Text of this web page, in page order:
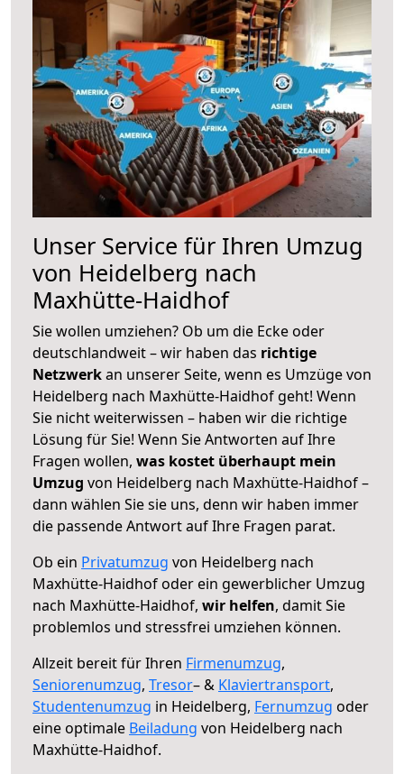
Unser Service für Ihren Umzug
von Heidelberg nach
Maxhütte-Haidhof
Sie wollen umziehen? Ob um die Ecke oder
deutschlandweit – wir haben das richtige
Netzwerkan unserer Seite, wenn es Umzüge von
Heidelberg nach Maxhütte-Haidhof geht! Wenn
Sie nicht weiterwissen – haben wir die richtige
Lösung für Sie! Wenn Sie Antworten auf Ihre
Fragen wollen, was kostet überhaupt mein
Umzug von Heidelberg nach Maxhütte-Haidhof –
dann wählen Sie sie uns, denn wir haben immer
die passende Antwort auf Ihre Fragen parat.
Ob ein Privatumzug von Heidelberg nach
Maxhütte-Haidhof oder ein gewerblicher Umzug
nach Maxhütte-Haidhof, wir helfen, damit Sie
problemlos und stressfrei umziehen können.
Allzeit bereit für Ihren Firmenumzug,
Seniorenumzug, Tresor– & Klaviertransport,
Studentenumzug in Heidelberg, Fernumzug oder
eine optimale Beiladung von Heidelberg nach
Maxhütte-Haidhof.